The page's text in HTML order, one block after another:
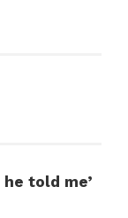
told me’